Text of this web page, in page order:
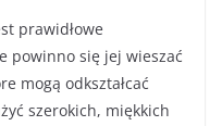
prawidłowe
powinno się jej wieszać
mogą odkształcać
szerokich, miękkich